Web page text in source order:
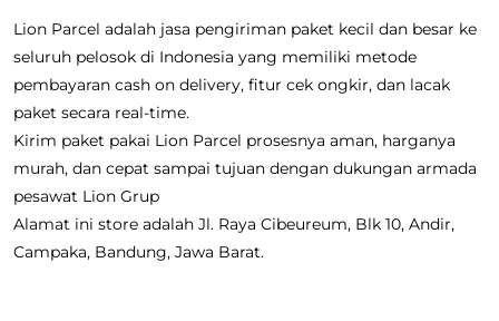
Lion Parcel adalah jasa pengiriman paket kecil dan besar ke
seluruh pelosok di Indonesia yang memiliki metode
pembayaran cash on delivery, fitur cek ongkir, dan lacak
paket secara real-time.
Kirim paket pakai Lion Parcel prosesnya aman, harganya
murah, dan cepat sampai tujuan dengan dukungan armada
pesawat Lion Grup
Alamat ini store adalah Jl. Raya Cibeureum, Blk 10, Andir,
Campaka, Bandung, Jawa Barat.